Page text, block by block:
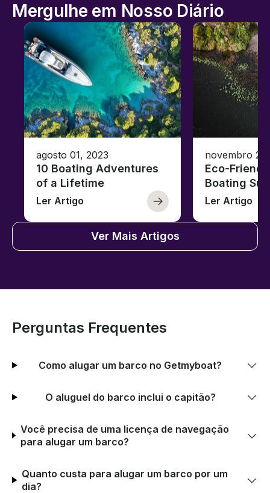
Mergulhe em Nosso Diário
agosto 01, 2023
10 Boating Adventures
of a Lifetime
Ler Artigo
novembro
Eco-
Boating
Ler Artigo
Ver Mais Artigos
Perguntas Frequentes
Como alugar um barco no Getmyboat?
O aluguel do barco inclui o capitão?
Você precisa de uma licença de navegação
para alugar um barco?
Quanto custa para alugar um barco por um
dia?